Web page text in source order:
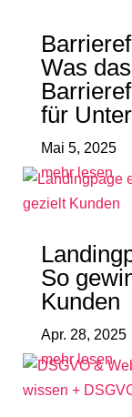
Was das
für
Mai 5, 2025
mehr lesen
So
Kunden
Apr. 28, 2025
mehr lesen